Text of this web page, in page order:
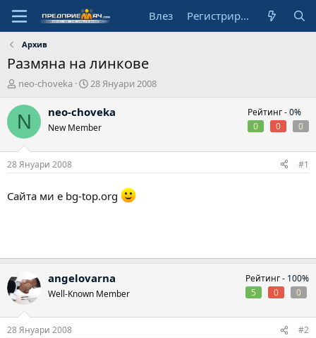
Влез Регистрирай се
Архив
Размяна на линкове
А
т
о
neo-choveka
Н
ч
л
д
т
28 Януари 2008
N neo-choveka
New Member
Рейтинг -0%
0
0 0
28 Януари 2008 #1
Сайта ми е bg-top.org
angelovarna
Well-Known Member
Рейтинг - 100%
5
0 0
28 Януари 2008 #2